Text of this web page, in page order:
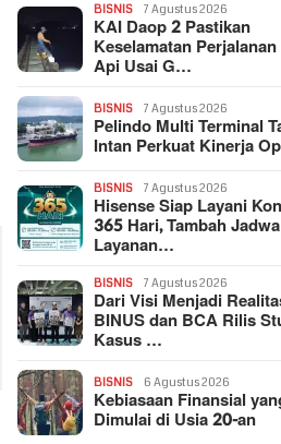
BISNIS 7 Agustus 2026
KAI Daop 2 Pastikan
Keselamatan
Api Usai G…
BISNIS 7 Agustus 2026
Pelindo Multi Terminal
Intan Perkuat Kinerja
BISNIS 7 Agustus 2026
Hisense Siap Layani
365 Hari, Tambah
Layanan…
BISNIS 7 Agustus 2026
Dari Visi Menjadi
BINUS dan BCA Rilis
Kasus …
BISNIS 6 Agustus 2026
Kebiasaan Finansial
Dimulai di Usia 20-an